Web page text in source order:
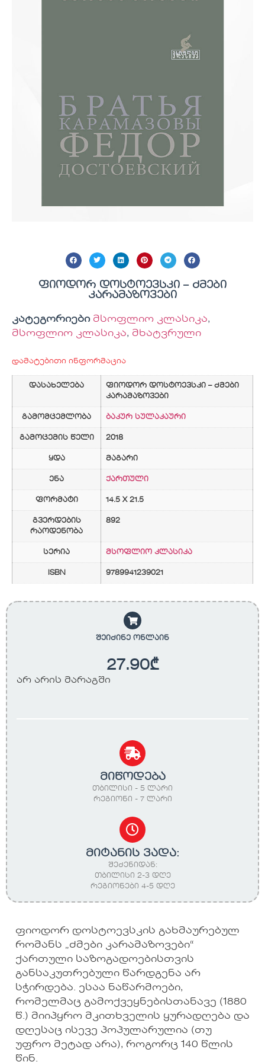
ფიოდორ დოსტოევსკი – ძმები
კარამაზოვები
კატეგორიები მსოფლიო კლასიკა,
მსოფლიო კლასიკა, მხატვრული
დამატებითი ინფორმაცია
დასახელება
ფიოდორ დოსტოევსკი – ძმები
კარამაზოვები
გამომცემლობა ბაკურ სულაკაური
გამოცემის წელი 2018
ყდა მაგარი
ენა ქართული
ფორმატი 14.5 X 21.5
გვერდების
რაოდენობა
892
სერია მსოფლიო კლასიკა
ISBN 9789941239021
შეიძინე ონლაინ
27.90₾
არ არის მარაგში
მიწოდება
თბილისი - 5 ლარი
რეგიონი - 7 ლარი
მიტანის ვადა:
შეძენიდან:
თბილისი 2-3 დღე
რეგიონები 4-5 დღე
ფიოდორ დოსტოევსკის გახმაურებულ
რომანს „ძმები კარამაზოვები“
ქართული საზოგადოებისთვის
განსაკუთრებული წარდგენა არ
სჭირდება. ესაა ნაწარმოები,
რომელმაც გამოქვეყნებისთანავე (1880
წ.) მიიპყრო მკითხველის ყურადღება და
დღესაც ისევე პოპულარულია (თუ
უფრო მეტად არა), როგორც 140 წლის
წინ.